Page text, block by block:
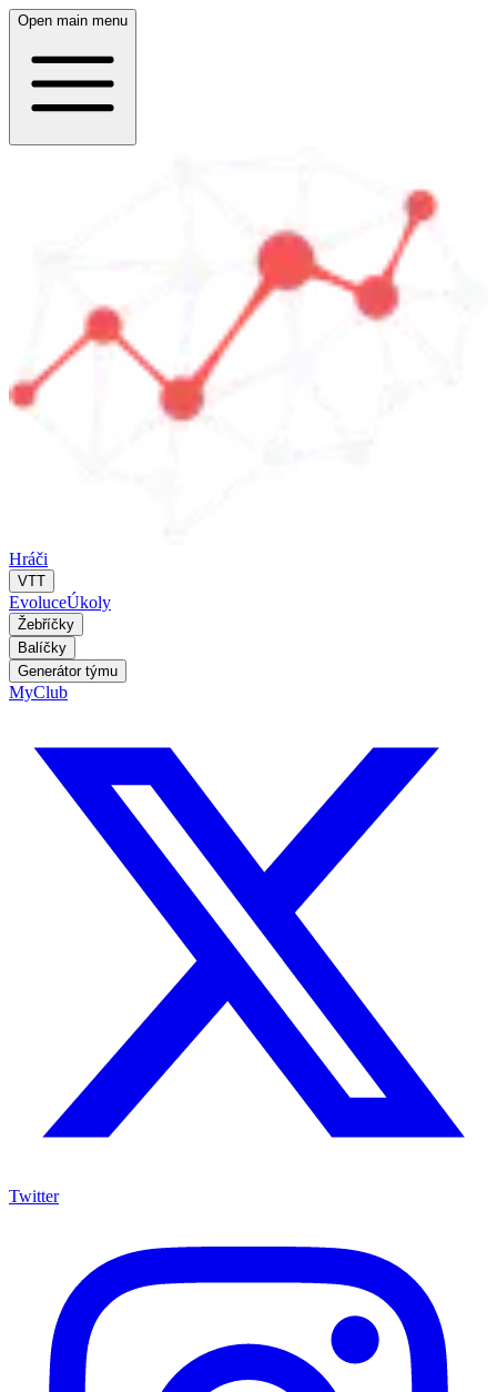
Open main menu
Hráči
VTT
EvoluceÚkoly
Žebříčky
Balíčky
Generátor týmu
MyClub
Twitter